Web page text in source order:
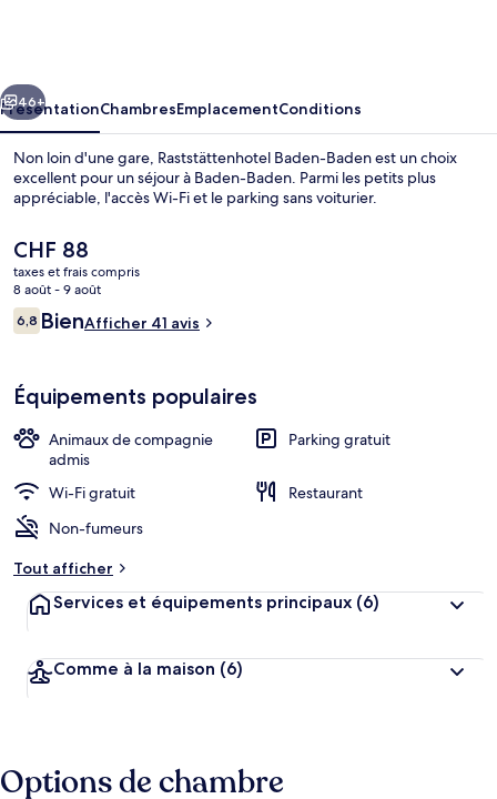
Suivant
46+
PrésentationChambresEmplacementConditions
Non loin d'une gare, Raststättenhotel Baden-Baden est un choix
excellent pour un séjour à Baden-Baden. Parmi les petits plus
appréciable, l'accès Wi-Fi et le parking sans voiturier.
Le
prix
actuel
est
de
CHF 88
taxes et frais compris
8 août - 9 août
Avis
voyageurs
6,86,8 sur 10
BienAfficher 41 avis
Équipements populaires
Animaux de compagnie
admis
Parking gratuit
Wi-Fi gratuit
Restaurant
Non-fumeurs
Tout afficher
Services et équipements principaux (6)
Comme à la maison (6)
Options de chambre